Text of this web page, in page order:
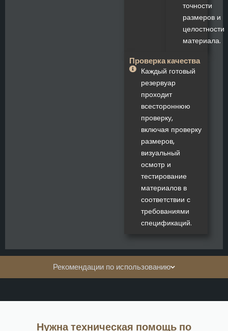
Рекомендации по использованию
точности
размеров и
целостности
материала.
Проверка качества
Каждый готовый
резервуар
проходит
всестороннюю
проверку,
включая проверку
размеров,
визуальный
осмотр и
тестирование
материалов в
соответствии с
требованиями
спецификаций.
Нужна техническая помощь по